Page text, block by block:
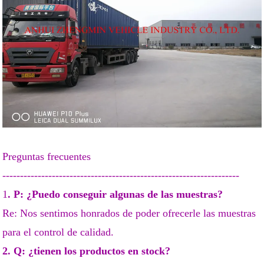
Preguntas frecuentes
-------------------------------------------------------------------
1. P: ¿Puedo conseguir algunas de las muestras?
Re: Nos sentimos honrados de poder ofrecerle las muestras
para el control de calidad.
2. Q: ¿tienen los productos en stock?